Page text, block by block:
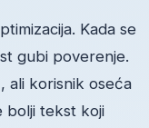
Kada se
gubi poverenje.
ali korisnik oseća
bolji tekst koji